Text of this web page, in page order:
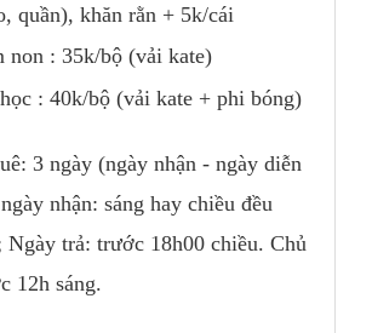
quần), khăn rằn + 5k/cái
non : 35k/bộ (vải kate)
: 40k/bộ (vải kate + phi bóng)
3 ngày (ngày nhận - ngày diễn
nhận: sáng hay chiều đều
Ngày trả: trước 18h00 chiều. Chủ
12h sáng.